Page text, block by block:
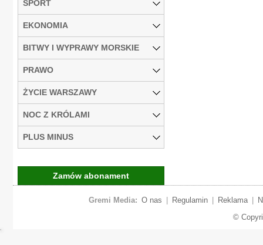
SPORT
EKONOMIA
BITWY I WYPRAWY MORSKIE
PRAWO
ŻYCIE WARSZAWY
NOC Z KRÓLAMI
PLUS MINUS
Zamów abonament
Gremi Media: O nas Regulamin Reklama
©